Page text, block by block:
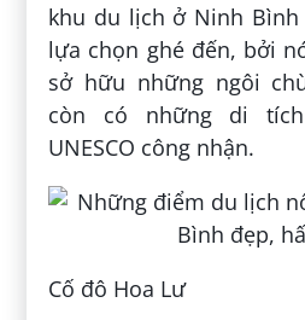
khu du lịch ở Ninh
lựa chọn ghé đến, bởi
sở hữu những ngôi
còn có những di
UNESCO công nhận.
Cố đô Hoa Lư